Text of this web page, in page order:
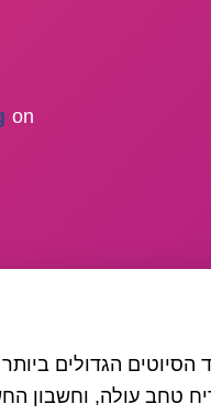
on
הסיוטים הגדולים
טחב עולה, וחשבון